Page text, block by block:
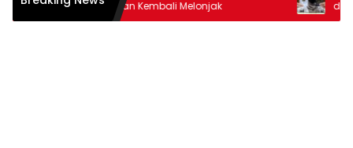
Pegadaian Kembali Melonjak
dan